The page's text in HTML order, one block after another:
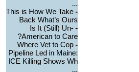
...
-
This is How We Take
Back What’s Ours
-
Is It (Still) Un-
American to Care?
-
Where Vet to Cop
Pipeline Led in Maine:
ICE Killing Shows Wh
...